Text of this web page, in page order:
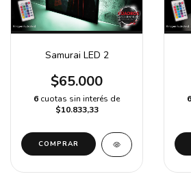
Samurai LED 2
$65.000
6 cuotas sin interés de
$10.833,33
COMPRAR
6